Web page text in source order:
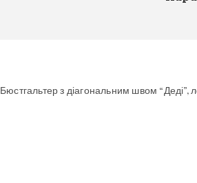
Бюстгальтер з діагональним швом